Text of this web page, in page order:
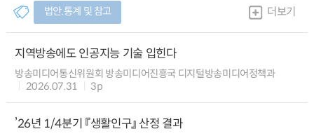
법안.통계 및 참고 더보기
지역방송에도 인공지능 기술 입힌다
방송미디어통신위원회 방송미디어진흥국 디지털방송미디어정책과
2026.07.31
3p
’26년 1/4분기 『생활인구』 산정 결과